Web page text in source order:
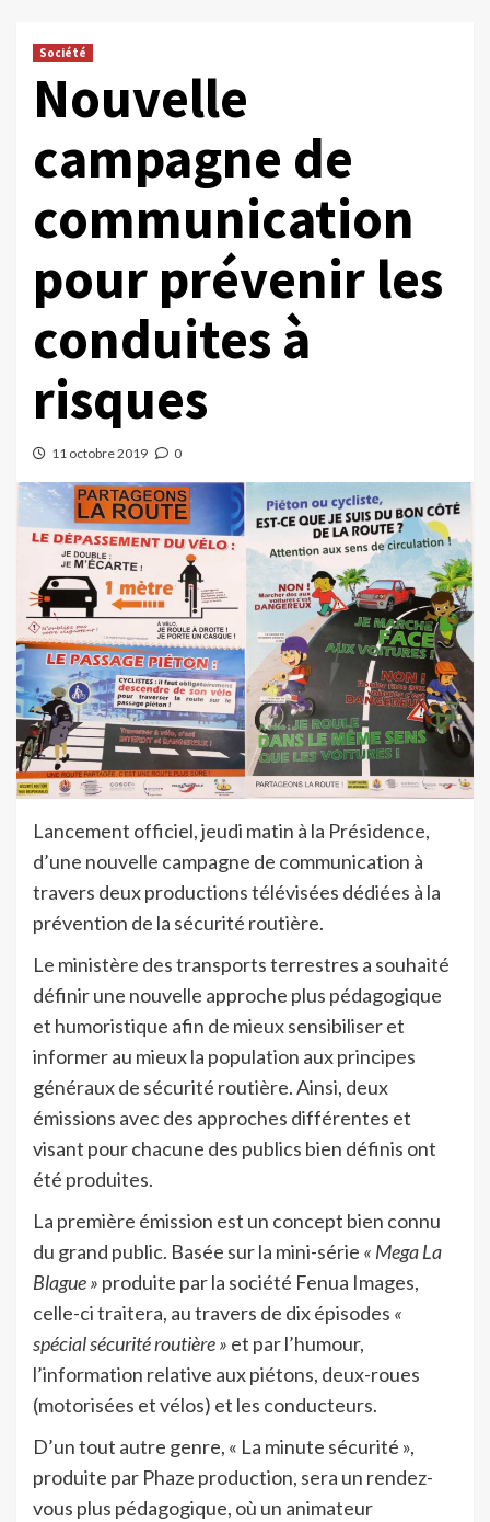
Société
Nouvelle
campagne de
communication
pour prévenir les
conduites à
risques
11 octobre 2019 0
Lancement officiel, jeudi matin à la Présidence,
d’une nouvelle campagne de communication à
travers deux productions télévisées dédiées à la
prévention de la sécurité routière.
Le ministère des transports terrestres a souhaité
définir une nouvelle approche plus pédagogique
et humoristique afin de mieux sensibiliser et
informer au mieux la population aux principes
généraux de sécurité routière. Ainsi, deux
émissions avec des approches différentes et
visant pour chacune des publics bien définis ont
été produites.
La première émission est un concept bien connu
du grand public. Basée sur la mini-série « Mega La
Blague » produite par la société Fenua Images,
celle-ci traitera, au travers de dix épisodes «
spécial sécurité routière » et par l’humour,
l’information relative aux piétons, deux-roues
(motorisées et vélos) et les conducteurs.
D’un tout autre genre, « La minute sécurité »,
produite par Phaze production, sera un rendez-
vous plus pédagogique, où un animateur